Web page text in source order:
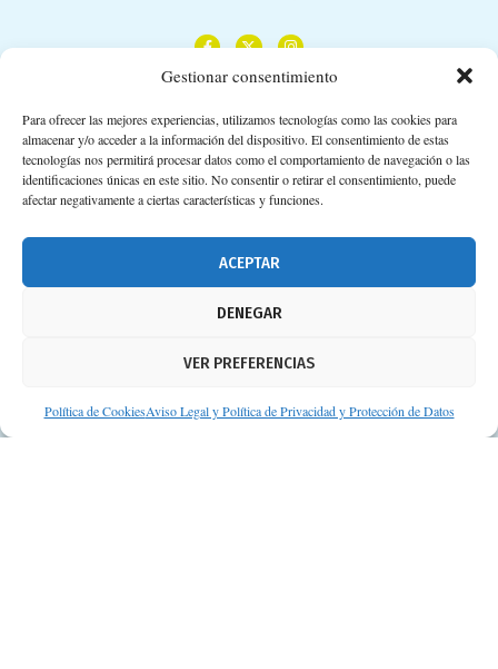
Gestionar consentimiento
Para ofrecer las mejores experiencias, utilizamos tecnologías como las cookies para
almacenar y/o acceder a la información del dispositivo. El consentimiento de estas
tecnologías nos permitirá procesar datos como el comportamiento de navegación o las
identificaciones únicas en este sitio. No consentir o retirar el consentimiento, puede
afectar negativamente a ciertas características y funciones.
ACEPTAR
DENEGAR
VER PREFERENCIAS
Política de CookiesAviso Legal y Política de Privacidad y Protección de Datos
Calle Camino de los Descubrimientos, 11,
Planta 3ª 41092 – Sevilla
674 02 62 03
Aviso legal
Protección de datos personales
Suscripción a Newsletter